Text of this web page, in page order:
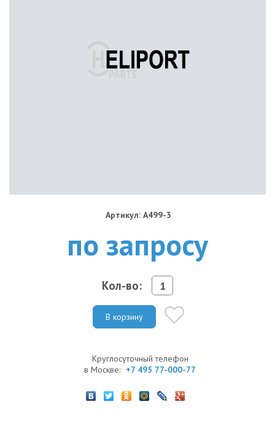
Артикул: A499-3
по запросу
Кол-во:
В корзину
Круглосуточный телефон
в Москве: +7 495 77-000-77